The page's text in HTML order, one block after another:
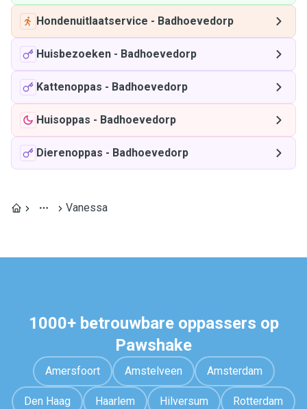
Hondenuitlaatservice - Badhoevedorp
Huisbezoeken - Badhoevedorp
Kattenoppas - Badhoevedorp
Huisoppas - Badhoevedorp
Dierenoppas - Badhoevedorp
Vanessa
1000+ betrouwbare oppassers op
Pawshake
Amersfoort Amstelveen Amsterdam
Den Haag Haarlem Hilversum Rotterdam